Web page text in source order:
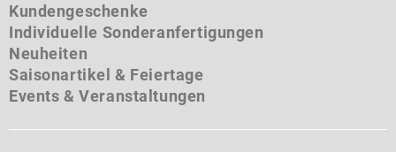
Kundengeschenke
Individuelle Sonderanfertigungen
Neuheiten
Saisonartikel & Feiertage
Events & Veranstaltungen